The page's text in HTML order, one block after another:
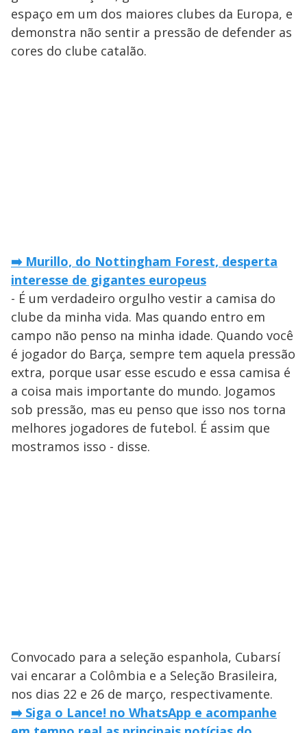
espaço em um dos maiores clubes da Europa, e
demonstra não sentir a pressão de defender as
cores do clube catalão.
➡️ Murillo, do Nottingham Forest, desperta
interesse de gigantes europeus
- É um verdadeiro orgulho vestir a camisa do
clube da minha vida. Mas quando entro em
campo não penso na minha idade. Quando você
é jogador do Barça, sempre tem aquela pressão
extra, porque usar esse escudo e essa camisa é
a coisa mais importante do mundo. Jogamos
sob pressão, mas eu penso que isso nos torna
melhores jogadores de futebol. É assim que
mostramos isso - disse.
Convocado para a seleção espanhola, Cubarsí
vai encarar a Colômbia e a Seleção Brasileira,
nos dias 22 e 26 de março, respectivamente.
➡️ Siga o Lance! no WhatsApp e acompanhe